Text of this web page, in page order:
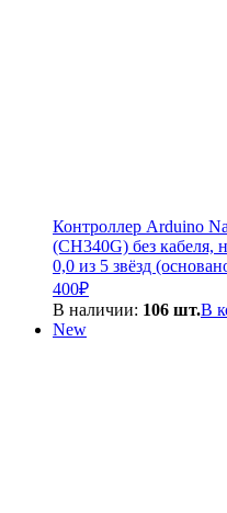
Контроллер Arduino
(CH340G) без кабеля,
0,0 из 5 звёзд
400₽
В наличии: 106 шт.В
New